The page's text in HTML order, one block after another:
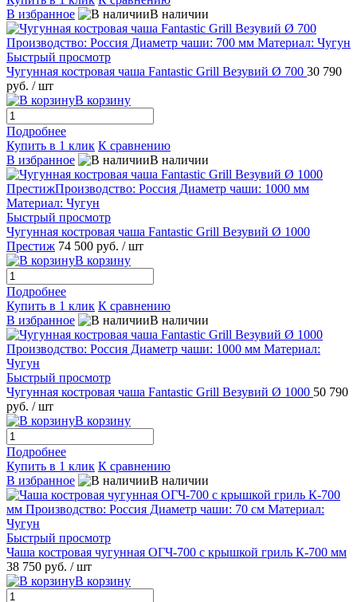
В избранное
В наличии
Быстрый просмотр
Чугунная костровая чаша Fantastic Grill Везувий Ø 700 30 790
руб. / шт
В корзину
Подробнее
Купить в 1 клик К сравнению
В избранное
В наличии
Быстрый просмотр
Чугунная костровая чаша Fantastic Grill Везувий Ø 1000
Престиж 74 500 руб. / шт
В корзину
Подробнее
Купить в 1 клик К сравнению
В избранное
В наличии
Быстрый просмотр
Чугунная костровая чаша Fantastic Grill Везувий Ø 1000 50 790
руб. / шт
В корзину
Подробнее
Купить в 1 клик К сравнению
В избранное
В наличии
Быстрый просмотр
Чаша костровая чугунная ОГЧ-700 с крышкой гриль К-700 мм
38 750 руб. / шт
В корзину